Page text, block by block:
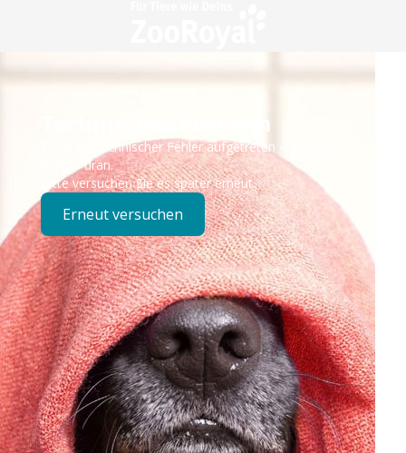
Technisches Problem
Es ist ein technischer Fehler aufgetreten – wir sind
bereits dran.
Bitte versuchen Sie es später erneut.
Erneut versuchen